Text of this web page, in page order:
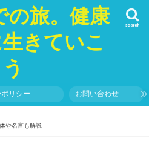
の旅。健康
きていこ
う
search
リシー お問い合わせ
や名言も解説